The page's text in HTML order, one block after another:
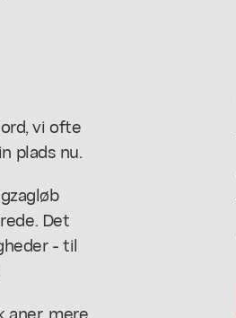
vi ofte
plads nu.
Det
- til
aner, mere